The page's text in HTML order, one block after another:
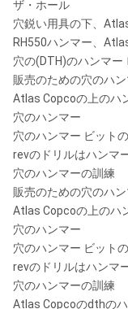
ザ・ホール
穴鋭い用具の下、
RH550ハンマー、
穴の(DTH)のハンマ
販売のための穴のハ
Atlas Copcoの上のハ
穴のハンマー
穴のハンマー ビット
revのドリルはハンマ
穴のハンマーの訓練
販売のための穴のハ
Atlas Copcoの上のハ
穴のハンマー
穴のハンマー ビット
revのドリルはハンマ
穴のハンマーの訓練
Atlas Copcoのdthの